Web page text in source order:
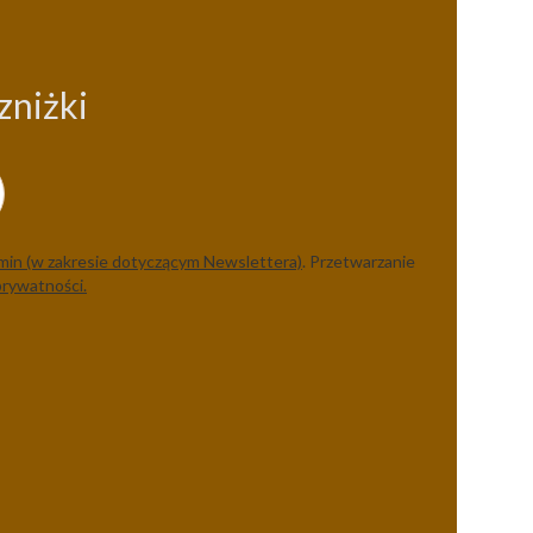
(w zakresie dotyczącym Newslettera). Przetwarzanie